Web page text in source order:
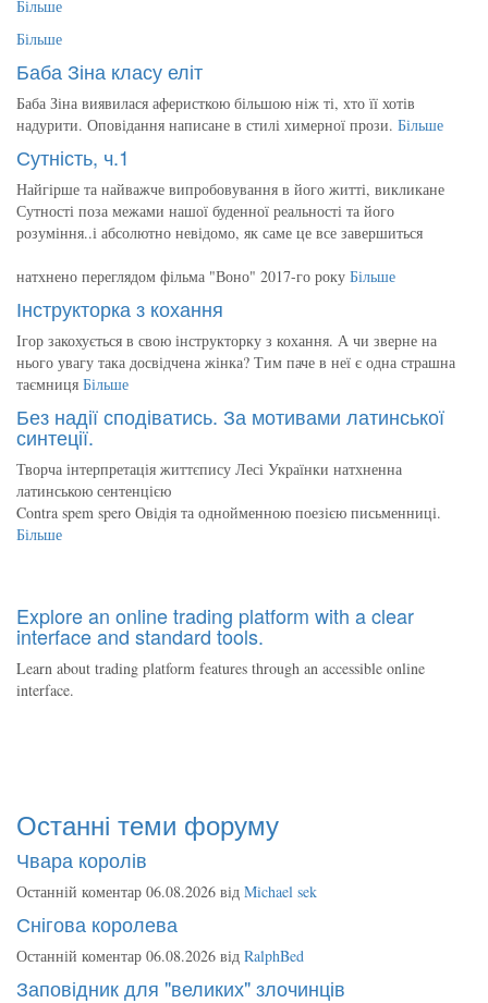
Більше
Більше
Баба Зіна класу еліт
Баба Зіна виявилася аферисткою більшою ніж ті, хто її хотів
надурити. Оповідання написане в стилі химерної прози. Більше
Сутність, ч.1
Найгірше та найважче випробовування в його житті, викликане
Сутності поза межами нашої буденної реальності та його
розуміння..і абсолютно невідомо, як саме це все завершиться
натхнено переглядом фільма "Воно" 2017-го року Більше
Інструкторка з кохання
Ігор закохується в свою інструкторку з кохання. А чи зверне на
нього увагу така досвідчена жінка? Тим паче в неї є одна страшна
таємниця Більше
Без надії сподіватись. За мотивами латинської
синтеції.
Творча інтерпретація життєпису Лесі Українки натхненна
латинською сентенцією
Contra spem spero Овідія та однойменною поезією письменниці.
Більше
Explore an online trading platform with a clear
interface and standard tools.
Learn about trading platform features through an accessible online
interface.
Останні теми форуму
Чвара королів
Останній коментар 06.08.2026 від Michael sek
Снігова королева
Останній коментар 06.08.2026 від RalphBed
Заповідник для "великих" злочинців